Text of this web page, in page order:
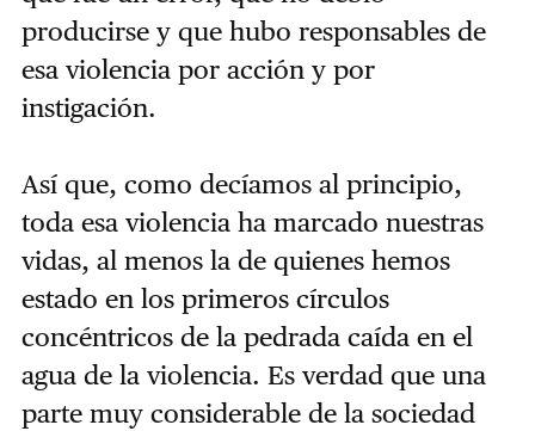
producirse y que hubo responsables de
esa violencia por acción y por
instigación.
Así que, como decíamos al principio,
toda esa violencia ha marcado nuestras
vidas, al menos la de quienes hemos
estado en los primeros círculos
concéntricos de la pedrada caída en el
agua de la violencia. Es verdad que una
parte muy considerable de la sociedad